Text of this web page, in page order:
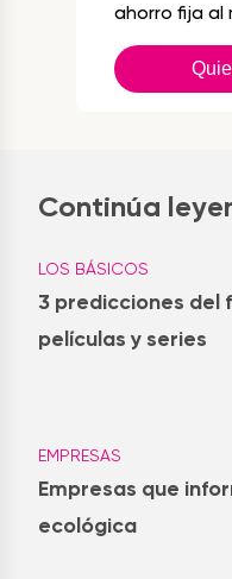
ahorro fija al
Continúa
LOS BÁSICOS
3 predicciones del
películas y series
EMPRESAS
Empresas que
ecológica